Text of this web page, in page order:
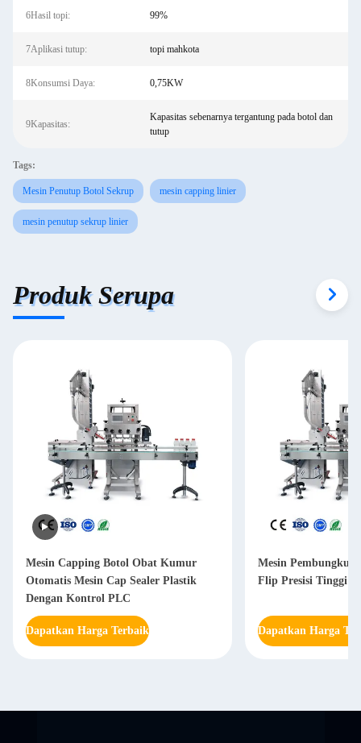
6Hasil topi: 99%
7Aplikasi tutup: topi mahkota
8Konsumsi Daya: 0,75KW
9Kapasitas:
Kapasitas sebenarnya tergantung pada botol dan
tutup
Tags:
Mesin Penutup Botol Sekrup mesin capping linier
mesin penutup sekrup linier
Produk Serupa
Mesin Capping Botol Obat Kumur
Otomatis Mesin Cap Sealer Plastik
Dengan Kontrol PLC
Dapatkan Harga Terbaik
Mesin Pembungkus
Flip Presisi Tinggi
Dapatkan Harga